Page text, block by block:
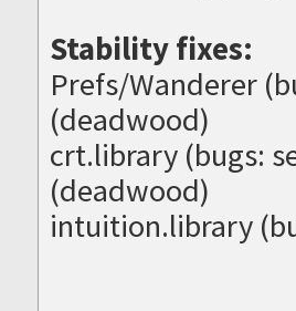
Stability fixes:
Prefs/Wanderer
(deadwood)
crt.library (bugs:
(deadwood)
intuition.library